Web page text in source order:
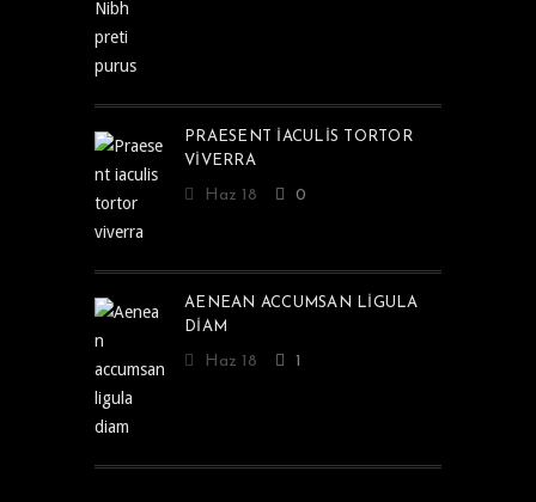
PRAESENT IACULIS TORTOR
VIVERRA
Haz 18 0
AENEAN ACCUMSAN LIGULA
DIAM
Haz 18 1